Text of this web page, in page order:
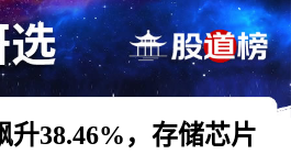
升38.46%，存储芯片